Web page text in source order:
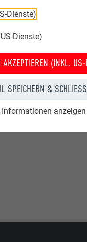
Dienste)
Dienste)
AKZEPTIEREN (INKL. US-
SPEICHERN &
Informationen anzeigen
des PREFA